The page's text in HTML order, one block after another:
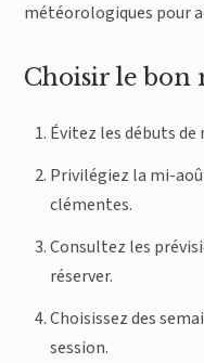
météorologiques pour
Choisir le
Évitez les débuts de
Privilégiez la mi-
clémentes.
Consultez les
réserver.
Choisissez des
session.